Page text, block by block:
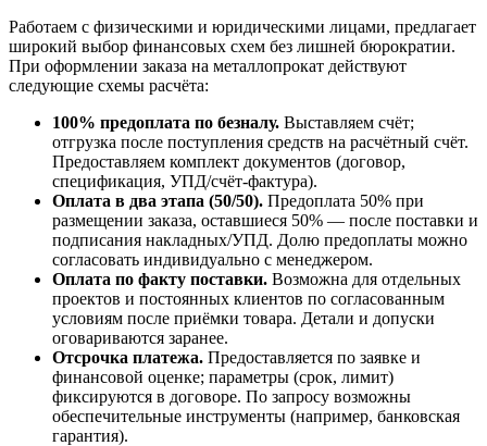
Работаем с физическими и юридическими лицами, предлагает
широкий выбор финансовых схем без лишней бюрократии.
При оформлении заказа на металлопрокат действуют
следующие схемы расчёта:
100% предоплата по безналу. Выставляем счёт;
отгрузка после поступления средств на расчётный счёт.
Предоставляем комплект документов (договор,
спецификация, УПД/счёт-фактура).
Оплата в два этапа (50/50). Предоплата 50% при
размещении заказа, оставшиеся 50% — после поставки и
подписания накладных/УПД. Долю предоплаты можно
согласовать индивидуально с менеджером.
Оплата по факту поставки. Возможна для отдельных
проектов и постоянных клиентов по согласованным
условиям после приёмки товара. Детали и допуски
оговариваются заранее.
Отсрочка платежа. Предоставляется по заявке и
финансовой оценке; параметры (срок, лимит)
фиксируются в договоре. По запросу возможны
обеспечительные инструменты (например, банковская
гарантия).